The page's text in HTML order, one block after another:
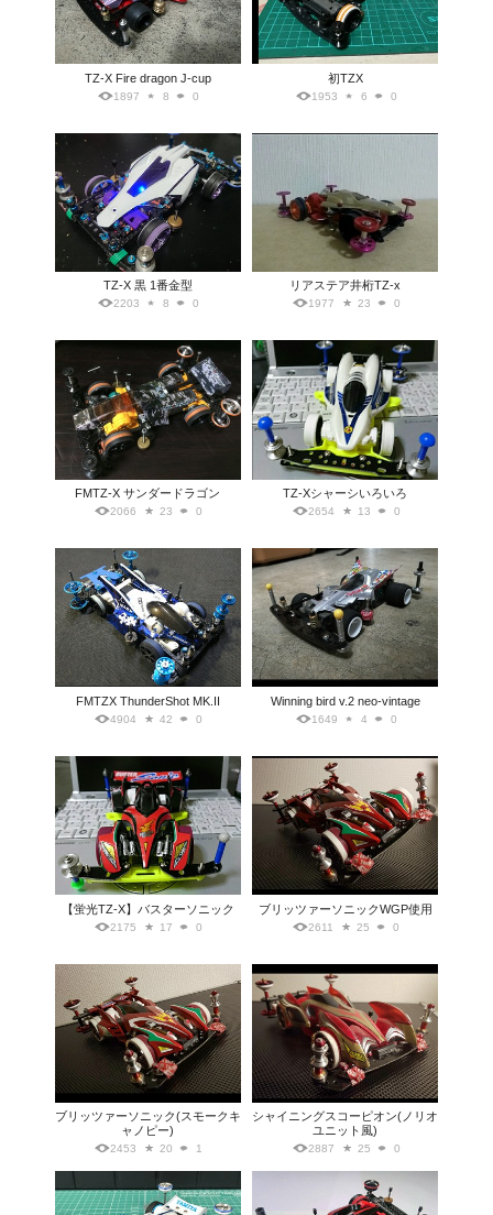
TZ-X Fire dragon J-cup
1897 8 0
初TZX
1953 6 0
TZ-X 黒 1番金型
2203 8 0
リアステア井桁TZ-x
1977 23 0
FMTZ-X サンダードラゴン
2066 23 0
TZ-Xシャーシいろいろ
2654 13 0
FMTZX ThunderShot MK.II
4904 42 0
Winning bird v.2 neo-vintage
1649 4 0
【蛍光TZ-X】バスターソニック
2175 17 0
ブリッツァーソニックWGP使用
2611 25 0
ブリッツァーソニック(スモークキ
ャノピー)
2453 20 1
シャイニングスコーピオン(ノリオ
ユニット風)
2887 25 0